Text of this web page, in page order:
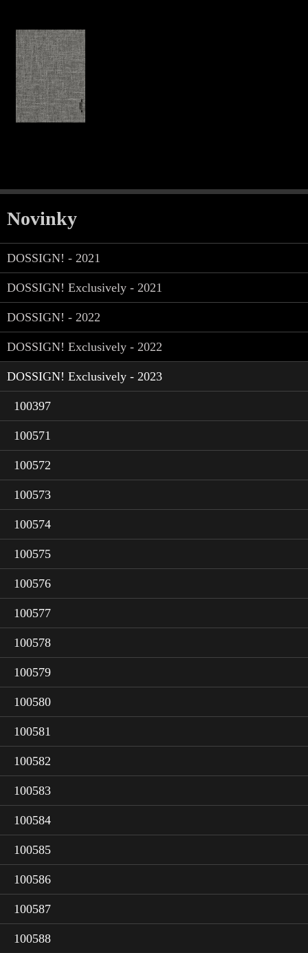
Novinky
DOSSIGN! - 2021
DOSSIGN! Exclusively - 2021
DOSSIGN! - 2022
DOSSIGN! Exclusively - 2022
DOSSIGN! Exclusively - 2023
100397
100571
100572
100573
100574
100575
100576
100577
100578
100579
100580
100581
100582
100583
100584
100585
100586
100587
100588